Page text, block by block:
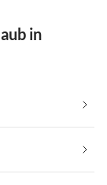
in